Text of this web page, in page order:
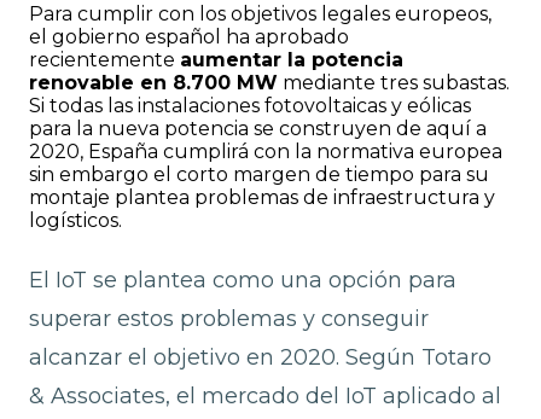
Para cumplir con los objetivos legales europeos,
el gobierno español ha aprobado
recientemente aumentar la potencia
renovable en 8.700 MW mediante tres subastas.
Si todas las instalaciones fotovoltaicas y eólicas
para la nueva potencia se construyen de aquí a
2020, España cumplirá con la normativa europea
sin embargo el corto margen de tiempo para su
montaje plantea problemas de infraestructura y
logísticos.
El IoT se plantea como una opción para
superar estos problemas y conseguir
alcanzar el objetivo en 2020. Según Totaro
& Associates, el mercado del IoT aplicado al